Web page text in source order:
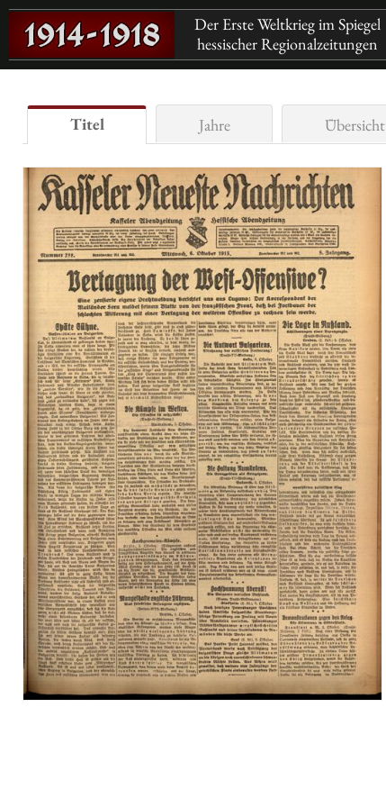
Der Erste Weltkrieg im Spiegel
hessischer Regionalzeitungen
Titel Jahre Übersicht